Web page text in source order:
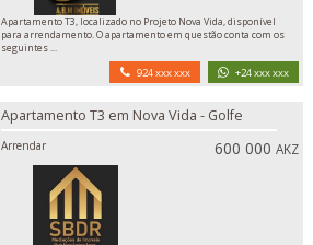
Apartamento T3, localizado no Projeto Nova Vida, disponível
para arrendamento. O apartamento em questão conta com os
seguintes ...
924 xxx xxx +24 xxx xxx
Apartamento T3 em Nova Vida - Golfe
Arrendar 600 000AKZ